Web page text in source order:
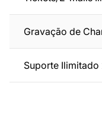
Gravação de
Suporte